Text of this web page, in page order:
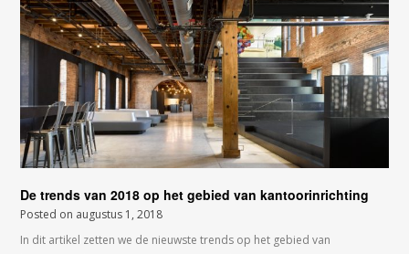
De trends van 2018 op het gebied van kantoorinrichting
Posted on augustus 1, 2018
In dit artikel zetten we de nieuwste trends op het gebied van